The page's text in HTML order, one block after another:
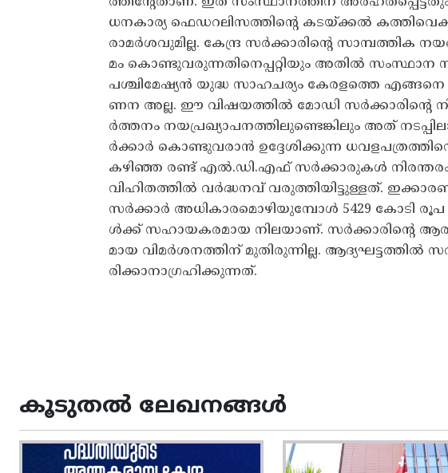
ധനകാര്യ ഫെഡറലിസത്തിന്റെ കടയ്ക്കല്‍
രാമർശവുമില്ല. കേന്ദ്ര സര്‍ക്കാരിന്റെ സാമ്പത്തിക
മം കൊണ്ടുവരുന്നതിനെപ്പറ്റിയും അതില്‍ സംസ്ഥാന
പശ്ചിമേഷ്യന്‍ യുദ്ധ സാഹചര്യം കേരളത്തെ
ണന അല്ല. ഈ വിഷയത്തില്‍ മോഡി സര്‍ക്കാരിന്റെ
ര്‍ത്തനം നയപ്രഖ്യാപനത്തിലുണ്ടെങ്കിലും അത്
ര്‍ക്കാര്‍ കൊണ്ടുവരാന്‍ ഉദ്ദേശിക്കുന്ന
കഴിഞ്ഞ രണ്ട് എല്‍.ഡി.എഫ് സര്‍ക്കാരുകള്‍ നിരന്തരം
വിഹിതത്തില്‍ വര്‍ദ്ധനവ് വരുത്തിയിട്ടുള്ളത്.
സര്‍ക്കാര്‍ അധികാരമൊഴിയുമ്പോള്‍ 5429 കോടി
ള്‍ക്ക് സഹായകരമായ നിലയാണ്. സര്‍ക്കാരിന്റെ
മായ വിമര്‍ശനത്തിന് മുതിരുന്നില്ല. ആദ്യഘട്ടത്തില്‍
രിക്കാനാഗ്രഹിക്കുന്നത്.
കൂടുതൽ ലേഖനങ്ങൾ